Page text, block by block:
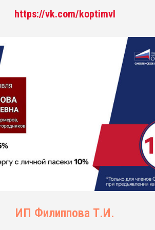
https://vk.com/koptimvl
ИП Филиппова Т.И.